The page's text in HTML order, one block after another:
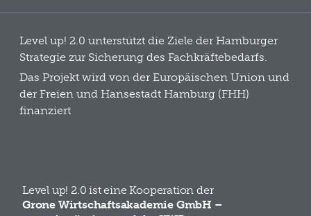
Level up! 2.0 unterstützt die Ziele der Hamburger
Strategie zur Sicherung des Fachkräftebedarfs.
Das Projekt wird von der Europäischen Union und
der Freien und Hansestadt Hamburg (FHH)
finanziert
Level up! 2.0 ist eine Kooperation der
Grone Wirtschaftsakademie GmbH –